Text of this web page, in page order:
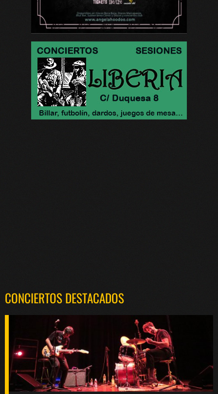
CONCIERTOS DESTACADOS